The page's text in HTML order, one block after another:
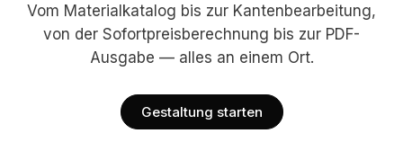
Vom Materialkatalog bis zur Kantenbearbeitung,
von der Sofortpreisberechnung bis zur PDF-
Ausgabe — alles an einem Ort.
Gestaltung starten